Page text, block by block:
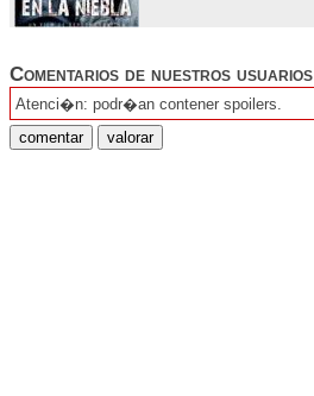
Comentarios de nuestros usuarios
Atenci�n: podr�an contener spoilers.